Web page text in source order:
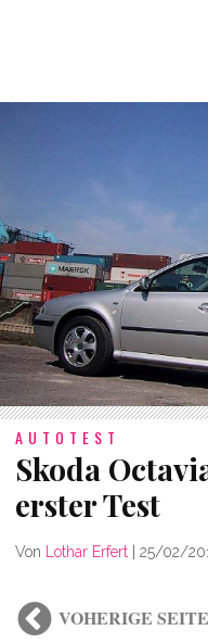
AUTOTEST
Skoda
erster Test
Von Lothar Erfert 25/02/
VOHERIGE SEITE